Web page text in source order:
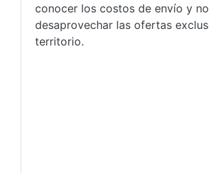
conocer los costos de envío y no
desaprovechar las ofertas
territorio.